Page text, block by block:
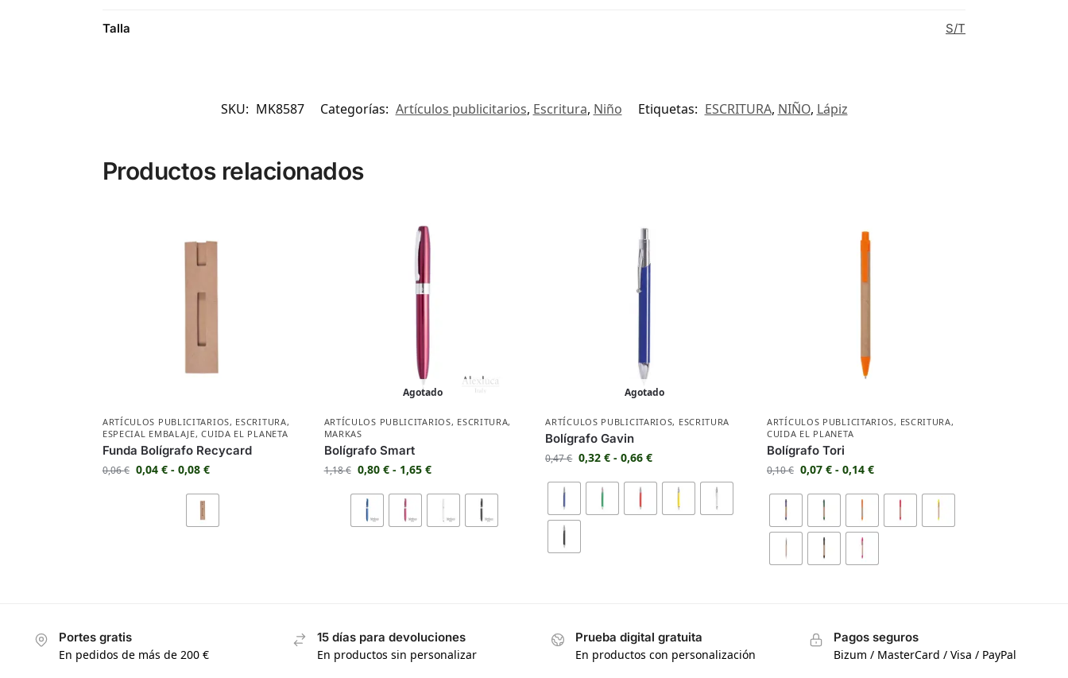
Talla S/T
SKU: MK8587 Categorías: Artículos publicitarios, Escritura, Niño Etiquetas: ESCRITURA, NIÑO, Lápiz
Productos relacionados
ARTÍCULOS PUBLICITARIOS, ESCRITURA,
ESPECIAL EMBALAJE,CUIDA EL PLANETA
Funda Bolígrafo Recycard
0,06€ 0,04 € - 0,08 €
Agotado
ARTÍCULOS PUBLICITARIOS, ESCRITURA,
MARKAS
Bolígrafo Smart
1,18€ 0,80 € - 1,65 €
Agotado
ARTÍCULOS PUBLICITARIOS, ESCRITURA
Bolígrafo Gavin
0,47€ 0,32€ - 0,66€
ARTÍCULOS PUBLICITARIOS, ESCRITURA,
CUIDA EL PLANETA
Bolígrafo Tori
0,10€ 0,07€ - 0,14€
Portes gratis
En pedidos de más de 200 €
15 días para devoluciones
En productos sin personalizar
Prueba digital gratuita
En productos con personalización
Pagos seguros
Bizum / MasterCard / Visa / PayPal